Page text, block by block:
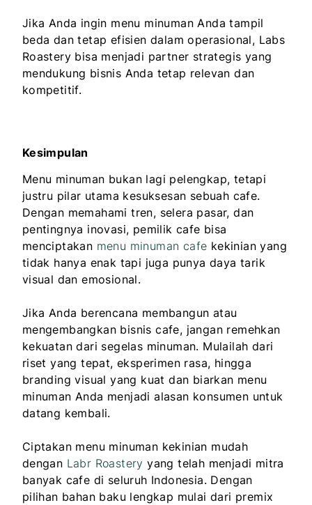
Jika Anda ingin menu minuman Anda tampil
beda dan tetap efisien dalam operasional, Labs
Roastery bisa menjadi partner strategis yang
mendukung bisnis Anda tetap relevan dan
kompetitif.
Kesimpulan
Menu minuman bukan lagi pelengkap, tetapi
justru pilar utama kesuksesan sebuah cafe.
Dengan memahami tren, selera pasar, dan
pentingnya inovasi, pemilik cafe bisa
menciptakan menu minuman cafe kekinian yang
tidak hanya enak tapi juga punya daya tarik
visual dan emosional.
Jika Anda berencana membangun atau
mengembangkan bisnis cafe, jangan remehkan
kekuatan dari segelas minuman. Mulailah dari
riset yang tepat, eksperimen rasa, hingga
branding visual yang kuat dan biarkan menu
minuman Anda menjadi alasan konsumen untuk
datang kembali.
Ciptakan menu minuman kekinian mudah
dengan Labr Roastery yang telah menjadi mitra
banyak cafe di seluruh Indonesia. Dengan
pilihan bahan baku lengkap mulai dari premix